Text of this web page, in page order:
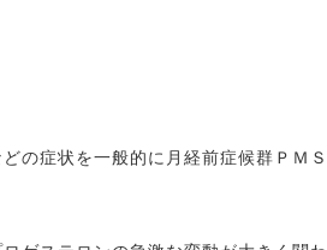
の症状を一般的に月経前症候群ＰＭＳ